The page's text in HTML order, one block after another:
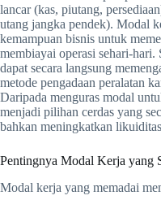
lancar (kas, piutang,
utang jangka pendek). Modal
kemampuan bisnis untuk
membiayai operasi sehari-hari.
dapat secara langsung
metode pengadaan peralatan
Daripada menguras modal
menjadi pilihan cerdas yang
bahkan meningkatkan
Pentingnya Modal Kerja yang
Modal kerja yang memadai